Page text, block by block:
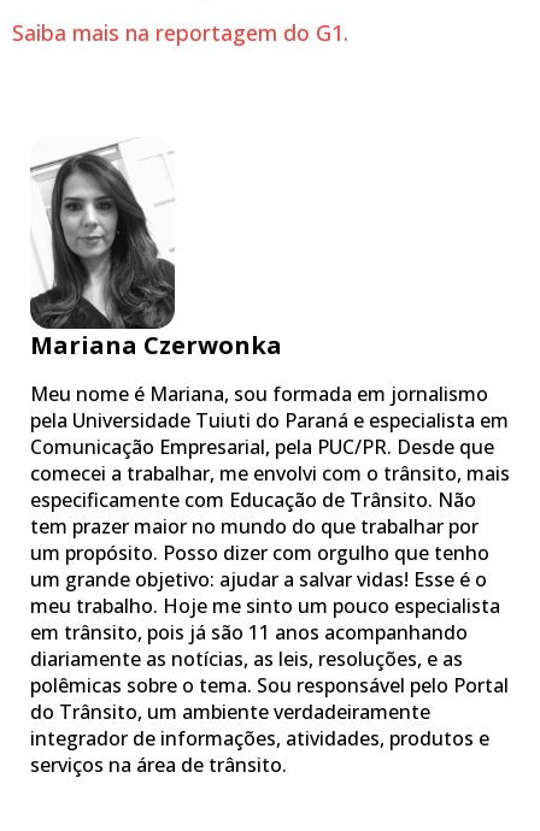
Saiba mais na reportagem do G1.
Mariana Czerwonka
Meu nome é Mariana, sou formada em jornalismo
pela Universidade Tuiuti do Paraná e especialista em
Comunicação Empresarial, pela PUC/PR. Desde que
comecei a trabalhar, me envolvi com o trânsito, mais
especificamente com Educação de Trânsito. Não
tem prazer maior no mundo do que trabalhar por
um propósito. Posso dizer com orgulho que tenho
um grande objetivo: ajudar a salvar vidas! Esse é o
meu trabalho. Hoje me sinto um pouco especialista
em trânsito, pois já são 11 anos acompanhando
diariamente as notícias, as leis, resoluções, e as
polêmicas sobre o tema. Sou responsável pelo Portal
do Trânsito, um ambiente verdadeiramente
integrador de informações, atividades, produtos e
serviços na área de trânsito.